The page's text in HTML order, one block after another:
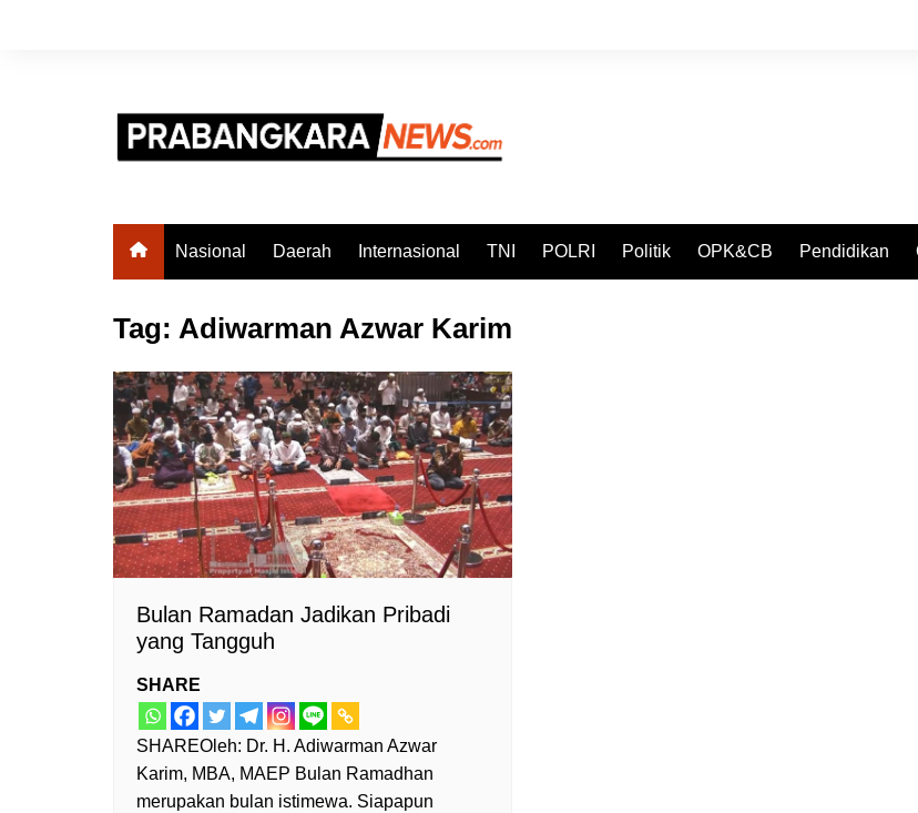
Nasional Daerah Internasional TNI POLRI Politik OPK&CB Pendidikan
Tag: Adiwarman Azwar Karim
Bulan Ramadan Jadikan Pribadi
yang Tangguh
SHARE
SHAREOleh: Dr. H. Adiwarman Azwar
Karim, MBA, MAEP Bulan Ramadhan
merupakan bulan istimewa. Siapapun